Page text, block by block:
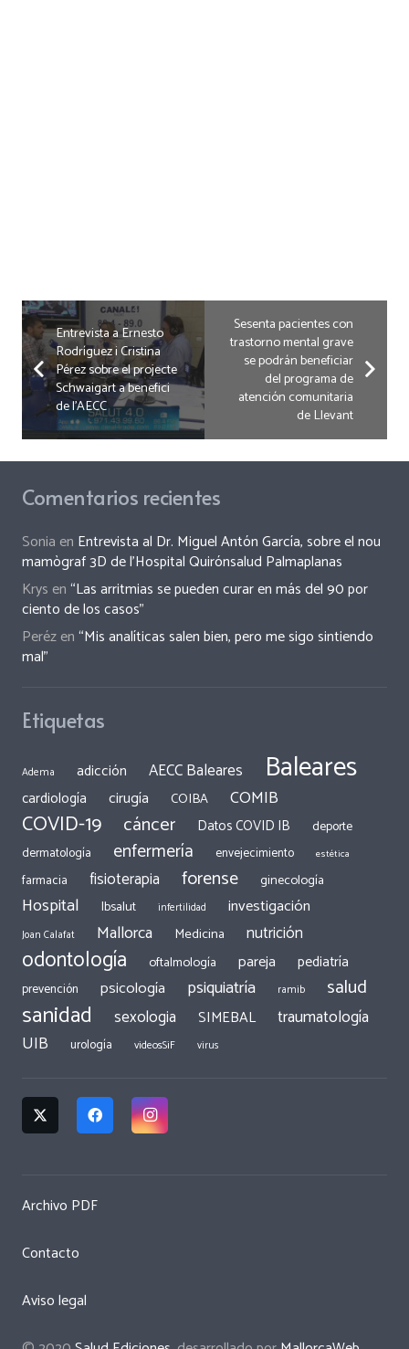
Entrevista a Ernesto
Rodríguez i Cristina
Pérez sobre el projecte
Schwaigart a benefici
de l’AECC
Sesenta pacientes con
trastorno mental grave
se podrán beneficiar
del programa de
atención comunitaria
de Llevant
Comentarios recientes
Sonia en Entrevista al Dr. Miguel Antón García, sobre el nou
mamògraf 3D de l’Hospital Quirónsalud Palmaplanas
Krys en“Las arritmias se pueden curar en más del 90 por
ciento de los casos”
Perézen“Mis analíticas salen bien, pero me sigo sintiendo
mal”
Etiquetas
Adema adicción AECC Baleares Baleares
cardiología cirugía COIBA COMIB
COVID-19 cáncer Datos COVID IB
deporte
dermatología
enfermería envejecimiento estética
farmacia fisioterapia forense ginecología
Hospital Ibsalut infertilidad investigación
Joan Calafat Mallorca Medicina nutrición
odontología oftalmología pareja pediatría
prevención psicología psiquiatría ramib salud
sanidad sexologia SIMEBAL traumatología
UIB urología videosSiF virus
Archivo PDF
Contacto
Aviso legal